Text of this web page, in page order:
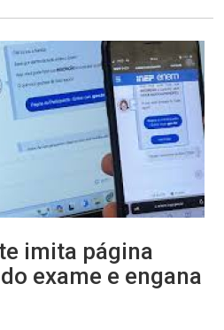
imita página
exame e engana